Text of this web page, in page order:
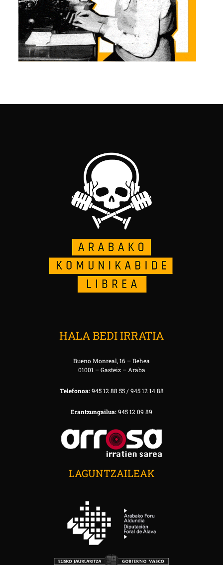
HALA BEDI IRRATIA
Bueno Monreal, 16 – Behea
01001 – Gasteiz – Araba
Telefonoa:945 12 88 55 / 945 12 14 88
Erantzungailua:945 12 09 89
LAGUNTZAILEAK